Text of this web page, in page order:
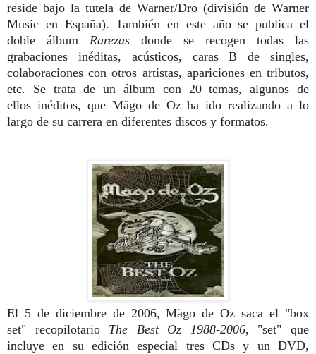
reside bajo la tutela de Warner/Dro (división de Warner
Music en España). También en este año se publica el
doble álbum Rarezas donde se recogen todas las
grabaciones inéditas, acústicos, caras B de singles,
colaboraciones con otros artistas, apariciones en tributos,
etc. Se trata de un álbum con 20 temas, algunos de
ellos inéditos, que Mägo de Oz ha ido realizando a lo
largo de su carrera en diferentes discos y formatos.
El 5 de diciembre de 2006, Mägo de Oz saca el "box
set" recopilotario The Best Oz 1988-2006, "set" que
incluye en su edición especial tres CDs y un DVD,